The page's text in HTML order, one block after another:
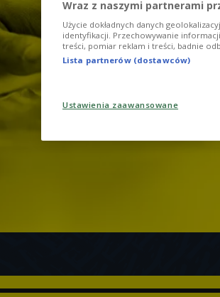
Wraz z naszymi partnerami
Użycie dokładnych danych
identyfikacji. Przechowywanie
treści, pomiar reklam i treści, badnie
Lista partnerów (dostawców)
Ustawienia zaawansowane